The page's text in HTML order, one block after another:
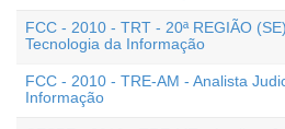
FCC - 2010 - TRT - 20ª REGIÃO
Tecnologia da Informação
FCC - 2010 - TRE-AM - Analista
Informação